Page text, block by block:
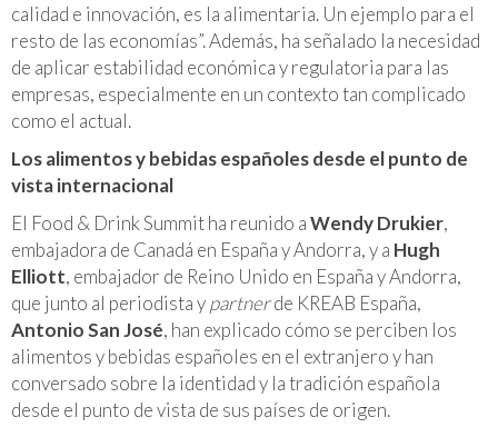
calidad e innovación, es la alimentaria. Un ejemplo para el
resto de las economías”. Además, ha señalado la necesidad
de aplicar estabilidad económica y regulatoria para las
empresas, especialmente en un contexto tan complicado
como el actual.
Los alimentos y bebidas españoles desde el punto de
vista internacional
El Food & Drink Summit ha reunido aWendy Drukier,
embajadora de Canadá en España y Andorra, y a Hugh
Elliott, embajador de Reino Unido en España y Andorra,
que junto al periodista ypartnerde KREAB España,
Antonio San José, han explicado cómo se perciben los
alimentos y bebidas españoles en el extranjero y han
conversado sobre la identidad y la tradición española
desde el punto de vista de sus países de origen.